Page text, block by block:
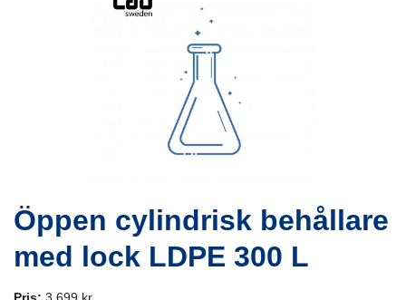
Öppen cylindrisk behållare
med lock LDPE 300 L